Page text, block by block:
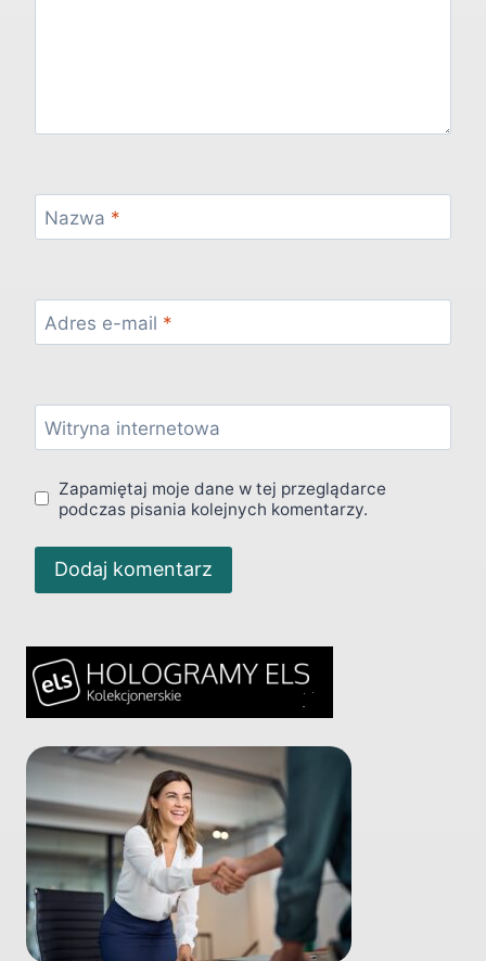
Nazwa *
Adres e-mail *
Witryna internetowa
Zapamiętaj moje dane w tej przeglądarce
podczas pisania kolejnych komentarzy.